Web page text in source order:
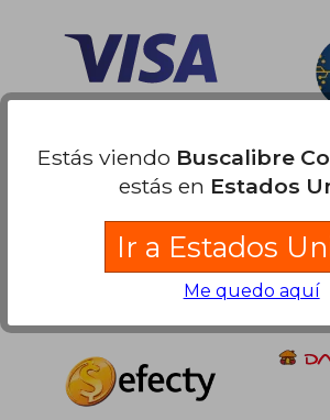
Estás viendo Buscalibre
estás en Estados
Ir a Estados
Me quedo aquí